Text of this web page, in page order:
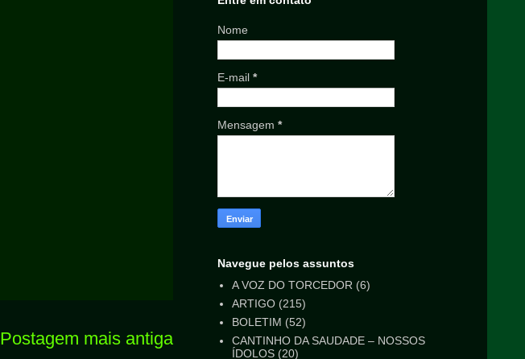
Postagem mais antiga
Nome
E-mail *
Mensagem *
Navegue pelos assuntos
A VOZ DO TORCEDOR (6)
ARTIGO (215)
BOLETIM (52)
CANTINHO DA SAUDADE – NOSSOS
ÍDOLOS (20)